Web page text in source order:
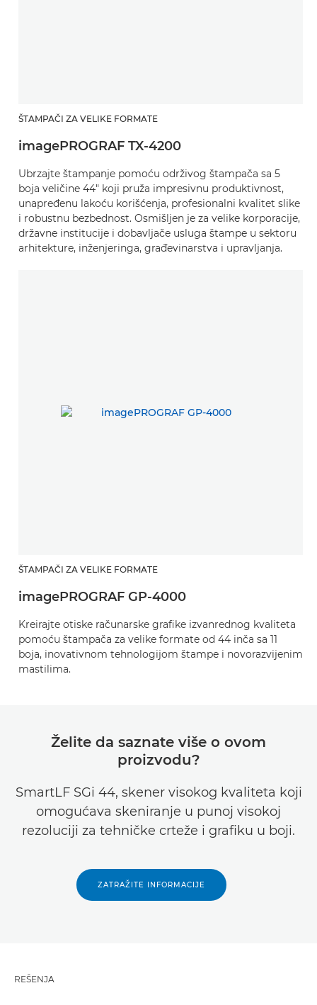
ŠTAMPAČI ZA VELIKE FORMATE
imagePROGRAF TX-4200
Ubrzajte štampanje pomoću održivog štampača sa 5
boja veličine 44" koji pruža impresivnu produktivnost,
unapređenu lakoću korišćenja, profesionalni kvalitet slike
i robustnu bezbednost. Osmišljen je za velike korporacije,
državne institucije i dobavljače usluga štampe u sektoru
arhitekture, inženjeringa, građevinarstva i upravljanja.
ŠTAMPAČI ZA VELIKE FORMATE
imagePROGRAF GP-4000
Kreirajte otiske računarske grafike izvanrednog kvaliteta
pomoću štampača za velike formate od 44 inča sa 11
boja, inovativnom tehnologijom štampe i novorazvijenim
mastilima.
Želite da saznate više o ovom
proizvodu?
SmartLF SGi 44, skener visokog kvaliteta koji
omogućava skeniranje u punoj visokoj
rezoluciji za tehničke crteže i grafiku u boji.
ZATRAŽITE INFORMACIJE
REŠENJA